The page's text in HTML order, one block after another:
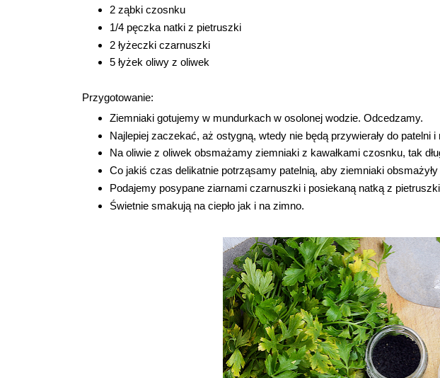
2 ząbki czosnku
1/4 pęczka natki z pietruszki
2 łyżeczki czarnuszki
5 łyżek oliwy z oliwek
Przygotowanie:
Ziemniaki gotujemy w mundurkach w osolonej wodzie. Odcedzamy.
Najlepiej zaczekać, aż ostygną, wtedy nie będą przywierały do patelni i
Na oliwie z oliwek obsmażamy ziemniaki z kawałkami czosnku, tak
Co jakiś czas delikatnie potrząsamy patelnią, aby ziemniaki
Podajemy posypane ziarnami czarnuszki i posiekaną natką z
Świetnie smakują na ciepło jak i na zimno.